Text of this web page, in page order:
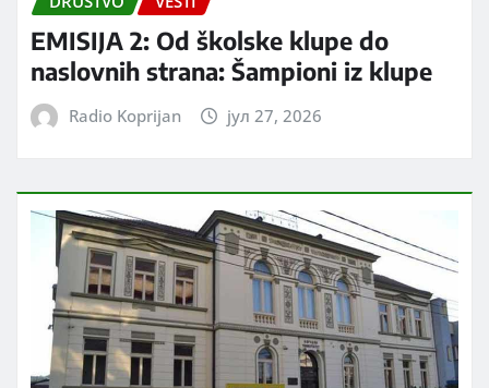
EMISIJA 2: Od školske klupe do
naslovnih strana: Šampioni iz klupe
Radio Koprijan јул 27, 2026